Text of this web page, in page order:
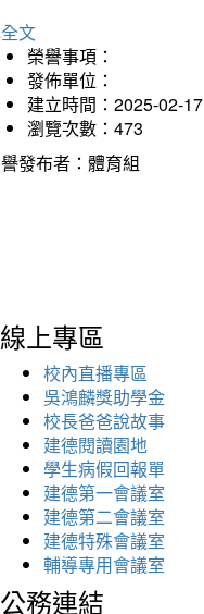
文
榮譽事項：
發佈單位：
建立時間：2025-02-17
瀏覽次數：473
發布者：體育組
線上專區
校內直播專區
吳鴻麟獎助學金
校長爸爸說故事
建德閱讀園地
學生病假回報單
建德第一會議室
建德第二會議室
建德特殊會議室
輔導專用會議室
公務連結